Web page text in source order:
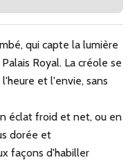
qui capte la lumière
Royal. La créole se
et l'envie, sans
éclat froid et net, ou en
dorée et
façons d'habiller